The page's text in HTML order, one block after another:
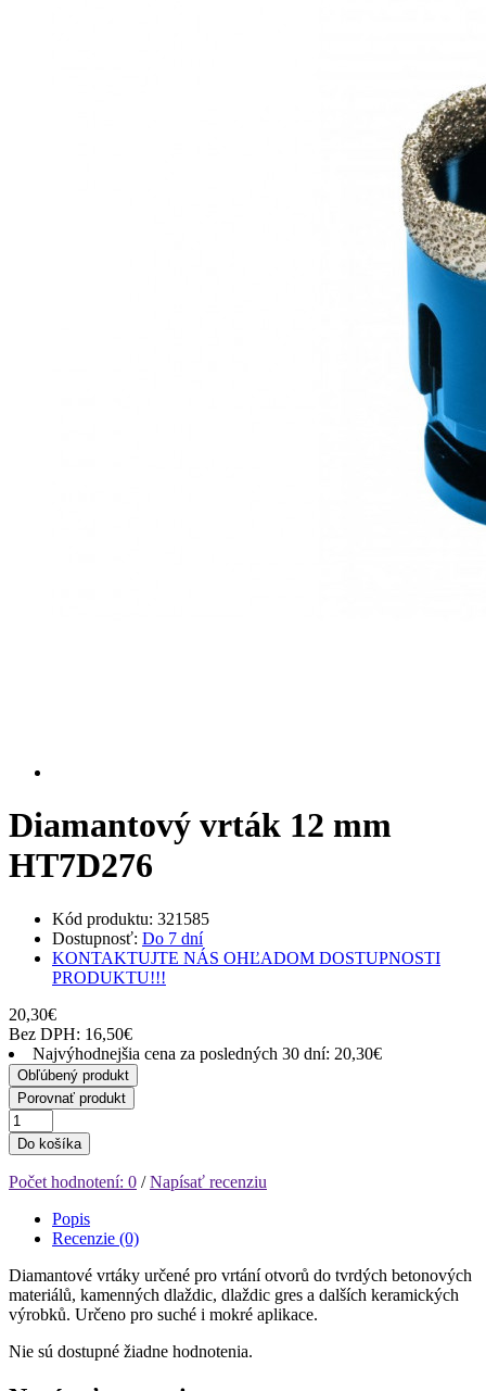
Diamantový vrták 12 mm
HT7D276
Kód produktu: 321585
Dostupnosť: Do 7 dní
KONTAKTUJTE NÁS OHĽADOM DOSTUPNOSTI
PRODUKTU!!!
20,30€
Bez DPH: 16,50€
Najvýhodnejšia cena za posledných 30 dní: 20,30€
Obľúbený produkt
Porovnať produkt
Do košíka
Počet hodnotení: 0 /Napísať recenziu
Popis
Recenzie (0)
Diamantové vrtáky určené pro vrtání otvorů do tvrdých betonových
materiálů, kamenných dlaždic, dlaždic gres a dalších keramických
výrobků. Určeno pro suché i mokré aplikace.
Nie sú dostupné žiadne hodnotenia.